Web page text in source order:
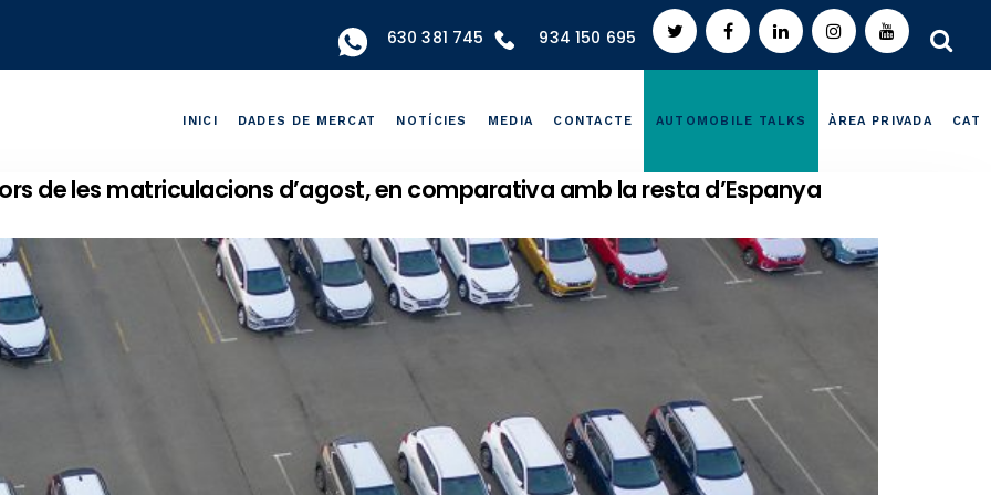
630 381 745 934 150 695
INICI DADES DE MERCAT NOTÍCIES MEDIA CONTACTE AUTOMOBILE TALKS ÀREA PRIVADA CAT
de les matriculacions d’agost, en comparativa amb la resta d’Espanya